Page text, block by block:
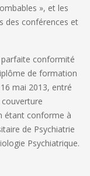
», et les
des conférences et
conformité
de formation
mai 2013, entré
étant conforme à
de Psychiatrie
Psychiatrique.